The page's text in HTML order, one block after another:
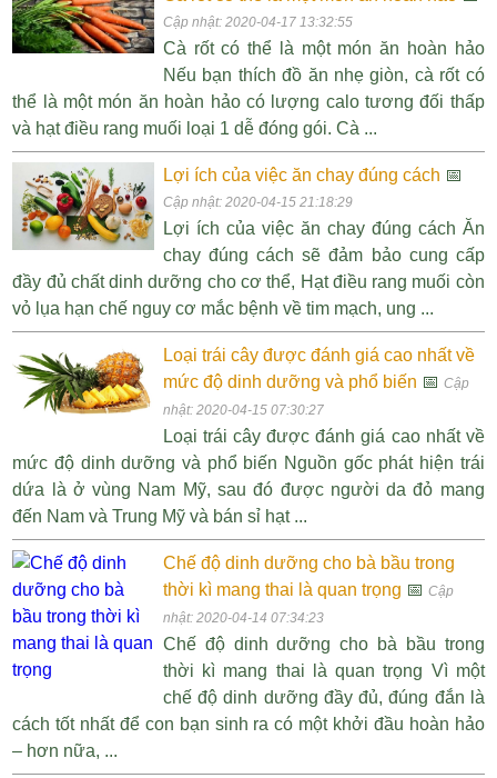
Cập nhật: 2020-04-17 13:32:55
Cà rốt có thể là một món ăn hoàn hảo
Nếu bạn thích đồ ăn nhẹ giòn, cà rốt có
thể là một món ăn hoàn hảo có lượng calo tương đối thấp
và hạt điều rang muối loại 1 dễ đóng gói. Cà ...
Lợi ích của việc ăn chay đúng cách 📅
Cập nhật: 2020-04-15 21:18:29
Lợi ích của việc ăn chay đúng cách Ăn
chay đúng cách sẽ đảm bảo cung cấp
đầy đủ chất dinh dưỡng cho cơ thể, Hạt điều rang muối còn
vỏ lụa hạn chế nguy cơ mắc bệnh về tim mạch, ung ...
Loại trái cây được đánh giá cao nhất về
mức độ dinh dưỡng và phổ biến 📅 Cập
nhật: 2020-04-15 07:30:27
Loại trái cây được đánh giá cao nhất về
mức độ dinh dưỡng và phổ biến Nguồn gốc phát hiện trái
dứa là ở vùng Nam Mỹ, sau đó được người da đỏ mang
đến Nam và Trung Mỹ và bán sỉ hạt ...
Chế độ dinh dưỡng cho bà bầu trong
thời kì mang thai là quan trọng 📅 Cập
nhật: 2020-04-14 07:34:23
Chế độ dinh dưỡng cho bà bầu trong
thời kì mang thai là quan trọng Vì một
chế độ dinh dưỡng đầy đủ, đúng đắn là
cách tốt nhất để con bạn sinh ra có một khởi đầu hoàn hảo
– hơn nữa, ...